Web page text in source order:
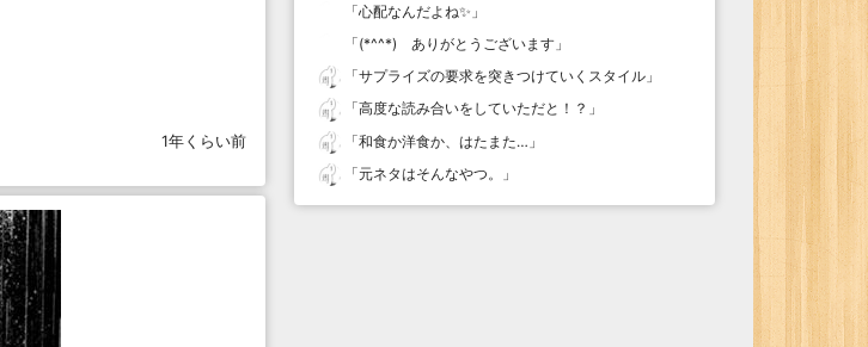
1年くらい前
「心配なんだよね✨ 」
「(*^^*) ありがとうございます 」
「サプライズの要求を突きつけていくスタイル 」
「高度な読み合いをしていただと！？ 」
「和食か洋食か、はたまた… 」
「元ネタはそんなやつ。 」